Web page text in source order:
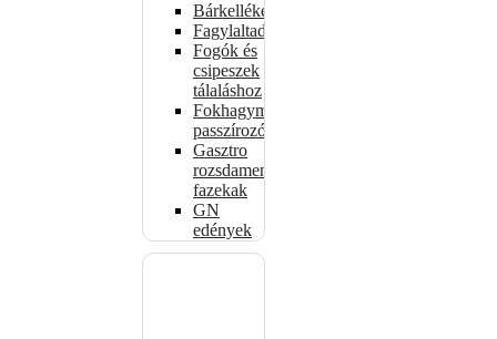
Bárkellékek
Fagylaltadagolók
Fogók és
csipeszek
tálaláshoz
Fokhagymaprések,
passzírozók
Gasztro
rozsdamentes
fazekak
GN
edények